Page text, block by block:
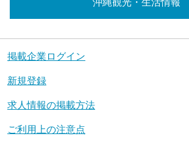
掲載企業ログイン
新規登録
求人情報の掲載方法
ご利用上の注意点